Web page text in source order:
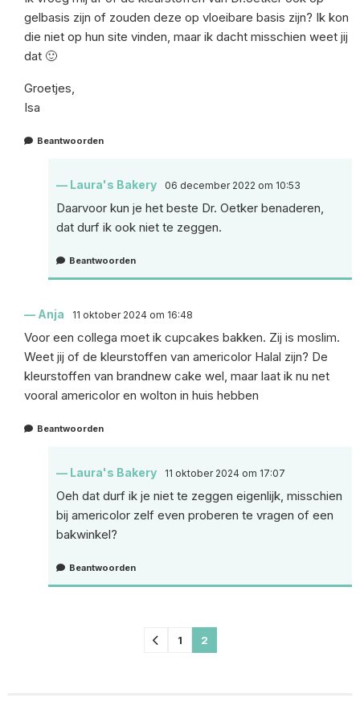
gelbasis zijn of zouden deze op vloeibare basis zijn? Ik kon
die niet op hun site vinden, maar ik dacht misschien weet jij
dat 🙂
Groetjes,
Isa
Beantwoorden
Laura's Bakery 06 december 2022 om 10:53
Daarvoor kun je het beste Dr. Oetker benaderen,
dat durf ik ook niet te zeggen.
Beantwoorden
Anja 11 oktober 2024 om 16:48
Voor een collega moet ik cupcakes bakken. Zij is moslim.
Weet jij of de kleurstoffen van americolor Halal zijn? De
kleurstoffen van brandnew cake wel, maar laat ik nu net
vooral americolor en wolton in huis hebben
Beantwoorden
Laura's Bakery 11 oktober 2024 om 17:07
Oeh dat durf ik je niet te zeggen eigenlijk, misschien
bij americolor zelf even proberen te vragen of een
bakwinkel?
Beantwoorden
1 2